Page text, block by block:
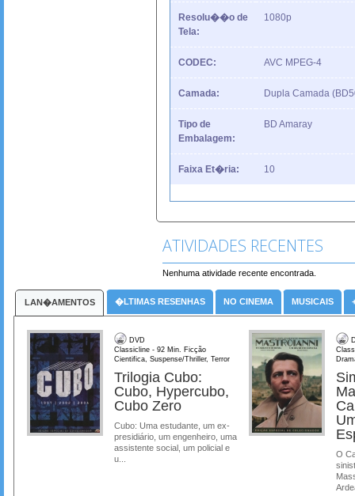
Resolu��o de
Tela:
1080p
CODEC: AVC MPEG-4
Camada: Dupla Camada
Tipo de
Embalagem:
BD Amaray
Faixa Et�ria: 10
ATIVIDADES RECENTES
Nenhuma atividade recente encontrada.
LAN�AMENTOS �LTIMAS RESENHAS NO CINEMA MUSICAIS
DVD
Classicline - 92 Min. Ficção
Cientifica, Suspense/Thriller, Terror
Trilogia Cubo:
Cubo, Hypercubo,
Cubo Zero
Cubo: Uma estudante, um ex-
presidiário, um engenheiro, uma
assistente social, um policial e
u...
O